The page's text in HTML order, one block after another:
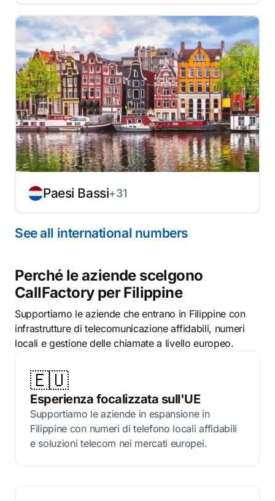
Paesi Bassi+31
See all international numbers
Perché le aziende scelgono
CallFactory per Filippine
Supportiamo le aziende che entrano in Filippine con
infrastrutture di telecomunicazione affidabili, numeri
locali e gestione delle chiamate a livello europeo.
🇪🇺
Esperienza focalizzata sull'UE
Supportiamo le aziende in espansione in
Filippine con numeri di telefono locali affidabili
e soluzioni telecom nei mercati europei.